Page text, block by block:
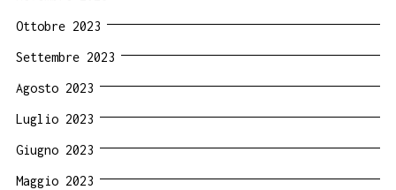
Ottobre 2023
Settembre 2023
Agosto 2023
Luglio 2023
Giugno 2023
Maggio 2023